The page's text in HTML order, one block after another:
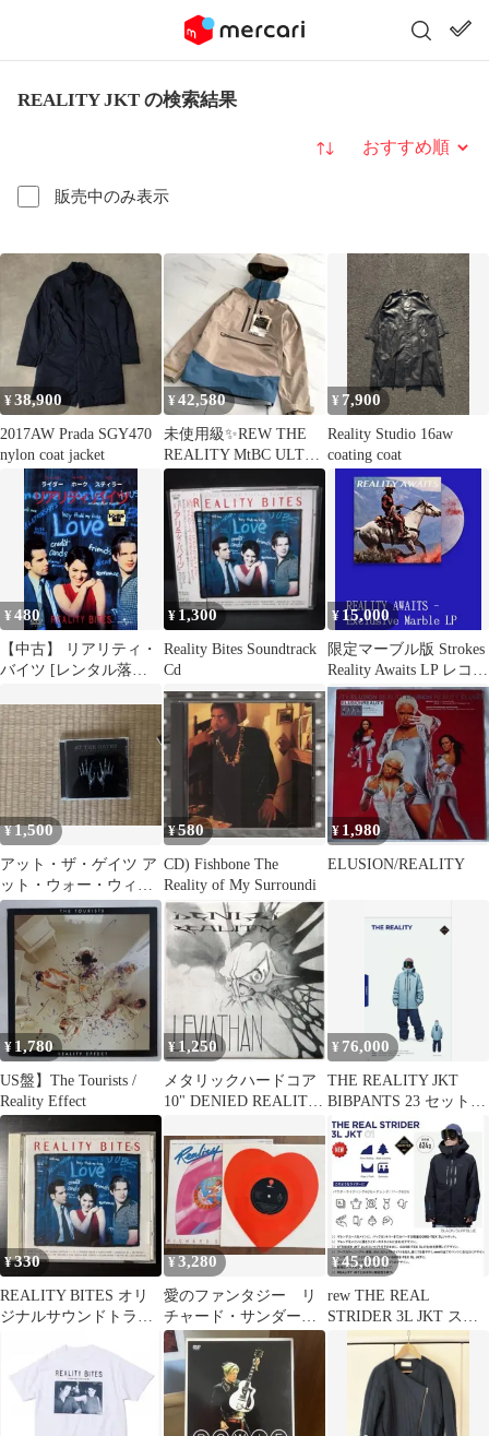
REALITY JKT の検索結果
販売中のみ表示
並び替え
¥38,900
2017AW Prada SGY470
nylon coat jacket
¥42,580
未使用級✨REW THE
REALITY MtBC ULTRA
LIGHT 3L
¥ 7,900
Reality Studio 16aw
coating coat
¥480
【中古】 リアリティ・
バイツ [レンタル落ち]
¥ 1,300
Reality Bites Soundtrack
Cd
¥ 15,000
限定マーブル版 Strokes
Reality Awaits LP レコー
ド
¥1,500
アット・ザ・ゲイツ ア
ット・ウォー・ウィ
ズ・リアリティ 日本盤
帯付き
¥580
CD) Fishbone The
Reality of My Surroundi
¥ 1,980
ELUSION/REALITY
¥ 1,780
US盤】The Tourists /
Reality Effect
¥1,250
メタリックハードコア
10" DENIED REALITY
¥ 76,000
THE REALITY JKT
BIBPANTS 23 セットア
ップ
¥330
REALITY BITES オリ
ジナルサウンドトラッ
¥3,280
愛のファンタジー リ
チャード・サンダーソ
ン Reality ハート型EP
赤盤
¥45,000
rew THE REAL
STRIDER 3L JKT スノ